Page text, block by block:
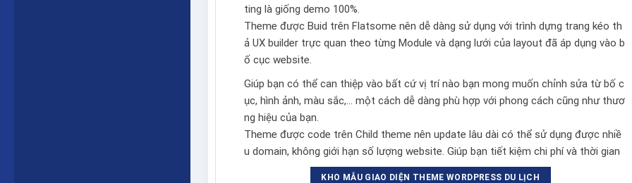
ting là giống demo 100%.
Theme được Buid trên Flatsome nên dễ dàng sử dụng với trình dựng trang kéo th
ả UX builder trực quan theo từng Module và dạng lưới của layout đã áp dụng vào b
ố cục website.
Giúp bạn có thể can thiệp vào bất cứ vị trí nào bạn mong muốn chỉnh sửa từ bố c
ục, hình ảnh, màu sắc,… một cách dễ dàng phù hợp với phong cách cũng như thươ
ng hiệu của bạn.
Theme được code trên Child theme nên update lâu dài có thể sử dụng được nhiề
u domain, không giới hạn số lượng website. Giúp bạn tiết kiệm chi phí và thời gian
KHO MẪU GIAO DIỆN THEME WORDPRESS DU LỊCH